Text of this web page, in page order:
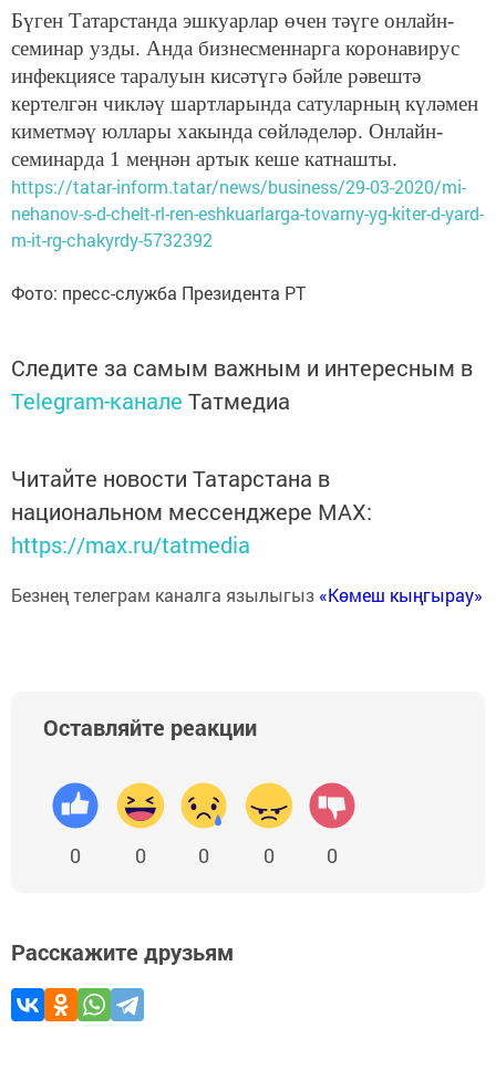
Бүген Татарстанда эшкуарлар өчен тәүге онлайн-
семинар узды. Анда бизнесменнарга коронавирус
инфекциясе таралуын кисәтүгә бәйле рәвештә
кертелгән чикләү шартларында сатуларның күләмен
киметмәү юллары хакында сөйләделәр. Онлайн-
семинарда 1 меңнән артык кеше катнашты.
https://tatar-inform.tatar/news/business/29-03-2020/mi-
nehanov-s-d-chelt-rl-ren-eshkuarlarga-tovarny-yg-kiter-d-yard-
m-it-rg-chakyrdy-5732392
Фото: пресс-служба Президента РТ
Следите за самым важным и интересным в
Telegram-канале Татмедиа
Читайте новости Татарстана в
национальном мессенджере MАХ:
https://max.ru/tatmedia
Безнең телеграм каналга язылыгыз «Көмеш кыңгырау»
Оставляйте реакции
0 0 0 0 0
Расскажите друзьям